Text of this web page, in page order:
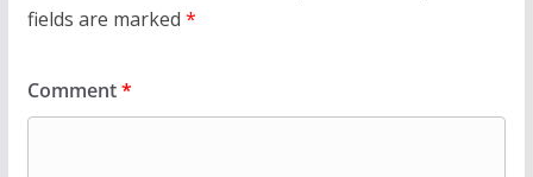
fields are marked *
Comment*